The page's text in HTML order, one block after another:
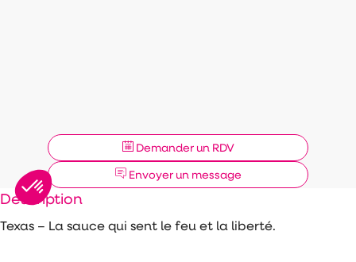
Demander un RDV
Envoyer un message
Description
Texas – La sauce qui sent le feu et la liberté.